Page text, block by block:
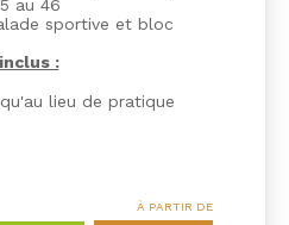
au 46
sportive et bloc
:
lieu de pratique
À PARTIR DE